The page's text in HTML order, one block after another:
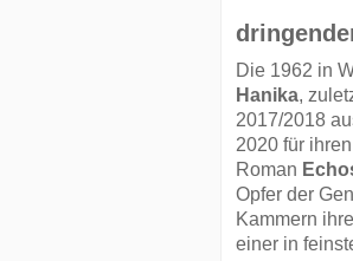
Die 1962 in
Hanika,
2017/2018
2020 für
Roman
Opfer der
Kammern
einer in